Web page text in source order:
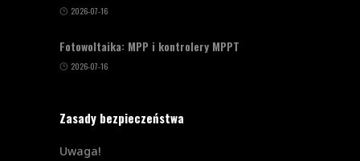
2026-07-16
Fotowoltaika: MPP i kontrolery MPPT
2026-07-16
Zasady bezpieczeństwa
Uwaga!